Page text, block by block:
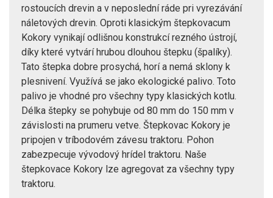
rostoucích drevin a v neposlední ráde pri vyrezávání
náletových drevin. Oproti klasickým štepkovacum
Kokory vynikají odlišnou konstrukcí rezného ústrojí,
díky které vytvárí hrubou dlouhou štepku (špalíky).
Tato štepka dobre prosychá, horí a nemá sklony k
plesnivení. Využívá se jako ekologické palivo. Toto
palivo je vhodné pro všechny typy klasických kotlu.
Délka štepky se pohybuje od 80 mm do 150 mm v
závislosti na prumeru vetve. Štepkovac Kokory je
pripojen v tríbodovém závesu traktoru. Pohon
zabezpecuje vývodový hrídel traktoru. Naše
štepkovace Kokory lze agregovat za všechny typy
traktoru.